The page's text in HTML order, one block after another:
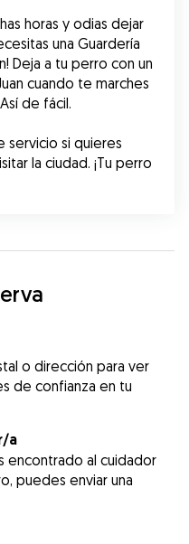
horas y odias dejar
una Guardería
Deja a tu perro con un
cuando te marches
de fácil.
servicio si quieres
la ciudad. ¡Tu perro
o dirección para ver
de confianza en tu
a
encontrado al cuidador
puedes enviar una